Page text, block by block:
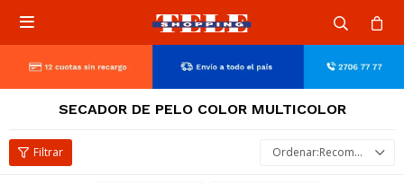

SECADOR DE PELO COLOR MULTICOLOR
Recomendados